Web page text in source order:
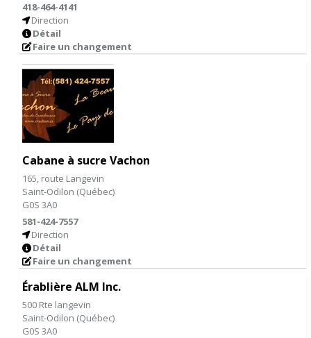
418-464-4141
Direction
Détail
Faire un changement
Cabane à sucre Vachon
165, route Langevin
Saint-Odilon (Québec)
G0S 3A0
581-424-7557
Direction
Détail
Faire un changement
Érablière ALM Inc.
500 Rte langevin
Saint-Odilon (Québec)
G0S 3A0